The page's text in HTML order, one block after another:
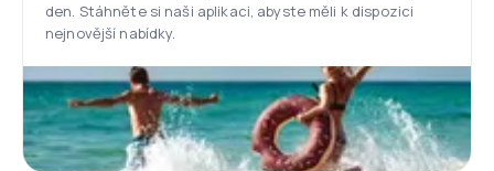
den. Stáhněte si naši aplikaci, abyste měli k dispozici
nejnovější nabídky.